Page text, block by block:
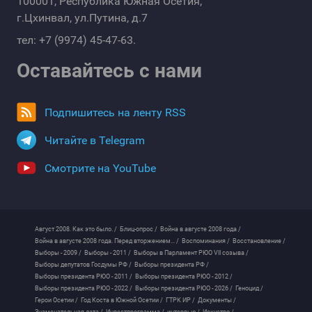
г.Цхинвал, ул.Путина, д.7
тел: +7 (9974) 45-47-63.
Оставайтесь с нами
Подпишитесь на ленту RSS
Читайте в Telegram
Смотрите на YouTube
Август 2008. Как это было. / Блиц-опрос / Война в августе 2008 года /
Война в августе 2008 года. Перед вторжением... / Воспоминания / Восстановление /
Выборы - 2009 / Выборы - 2011 / Выборы в Парламент РЮО VII созыва /
Выборы депутатов Госдумы РФ / Выборы президента РФ /
Выборы президента РЮО - 2011 / Выборы президента РЮО - 2012 /
Выборы президента РЮО - 2022 / Выборы президента РЮО - 2026 / Геноцид /
Герои Осетии / Год Коста в Южной Осетии / ГТРК ИР / Документы /